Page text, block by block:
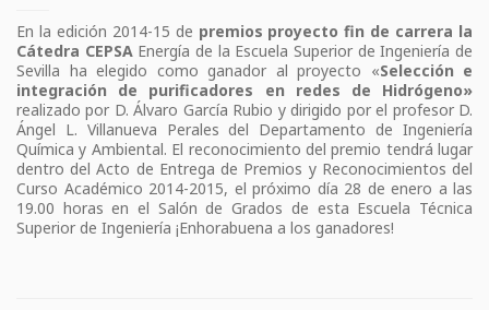
En la edición 2014-15 de premios proyecto fin de carrera la
Cátedra CEPSAEnergía de la Escuela Superior de Ingeniería de
Sevilla ha elegido como ganador al proyecto «Selección e
integración de purificadores en redes de Hidrógeno»
realizado por D. Álvaro García Rubio y dirigido por el profesor D.
Ángel L. Villanueva Perales del Departamento de Ingeniería
Química y Ambiental. El reconocimiento del premio tendrá lugar
dentro del Acto de Entrega de Premios y Reconocimientos del
Curso Académico 2014-2015, el próximo día 28 de enero a las
19.00 horas en el Salón de Grados de esta Escuela Técnica
Superior de Ingeniería ¡Enhorabuena a los ganadores!